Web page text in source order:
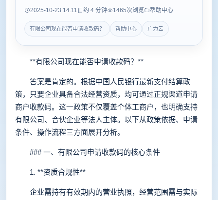
2025-10-23 14:11 约 4 分钟 1465次浏览 帮助中心
有限公司现在能否申请收款码？ 帮助中心 广力云
**有限公司现在能否申请收款码？**
答案是肯定的。根据中国人民银行最新支付结算政
策，只要企业具备合法经营资质，均可通过正规渠道申请
商户收款码。这一政策不仅覆盖个体工商户，也明确支持
有限公司、合伙企业等法人主体。以下从政策依据、申请
条件、操作流程三方面展开分析。
### 一、有限公司申请收款码的核心条件
1. **资质合规性**
企业需持有有效期内的营业执照，经营范围需与实际